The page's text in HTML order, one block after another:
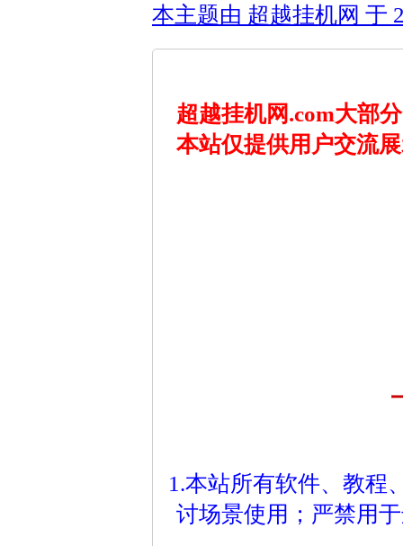
本主题由 超越挂机网 于
超越挂机网.com大部
本站仅提供用户交流
1.本站所有软件、教程
讨场景使用；严禁用